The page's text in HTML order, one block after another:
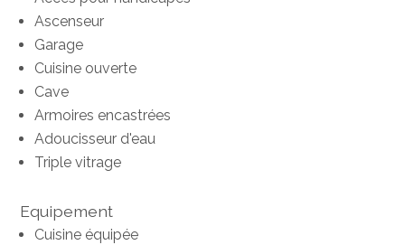
Ascenseur
Garage
Cuisine ouverte
Cave
Armoires encastrées
Adoucisseur d'eau
Triple vitrage
Equipement
Cuisine équipée